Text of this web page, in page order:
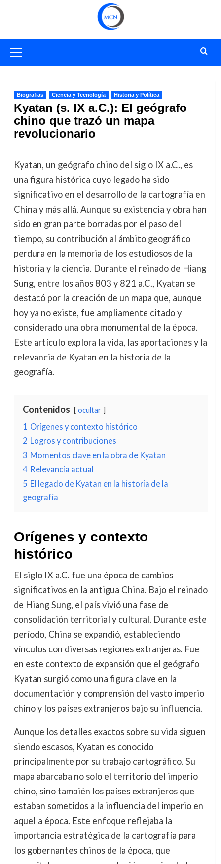
primario
Biografías Ciencia y Tecnología Historia y Política
Kyatan (s. IX a.C.): El geógrafo
chino que trazó un mapa
revolucionario
Kyatan, un geógrafo chino del siglo IX a.C., es
una figura histórica cuyo legado ha sido
significativo en el desarrollo de la cartografía en
China y más allá. Aunque su existencia y obra han
sido en gran parte borradas por el paso del
tiempo, su contribución al ámbito geográfico
perdura en la memoria de los estudiosos de la
historia y la ciencia. Durante el reinado de Hiang
Sung, entre los años 803 y 821 a.C., Kyatan se
destacó por la creación de un mapa que, aunque
hoy ya no existe, fue ampliamente citado y
considerado una obra monumental de la época.
Este artículo explora la vida, las aportaciones y la
relevancia de Kyatan en la historia de la
geografía.
Contenidos ocultar
1 Orígenes y contexto histórico
2 Logros y contribuciones
3 Momentos clave en la obra de Kyatan
4 Relevancia actual
5 El legado de Kyatan en la historia de la
geografía
Orígenes y contexto
histórico
El siglo IX a.C. fue una época de cambios
significativos en la antigua China. Bajo el reinado
de Hiang Sung, el país vivió una fase de
consolidación territorial y cultural. Durante este
período, China se expandió, estableciendo
vínculos con diversas regiones extranjeras. Fue
en este contexto de expansión que el geógrafo
Kyatan surgió como una figura clave en la
documentación y comprensión del vasto imperio
chino y los países extranjeros bajo su influencia.
Aunque los detalles exactos sobre su vida siguen
siendo escasos, Kyatan es conocido
principalmente por su trabajo cartográfico. Su
mapa abarcaba no solo el territorio del imperio
chino, sino también los países extranjeros que
estaban sometidos a la influencia del imperio en
aquella época. Este enfoque reflejaba la
importancia estratégica de la cartografía para
los gobernantes chinos de la época, que